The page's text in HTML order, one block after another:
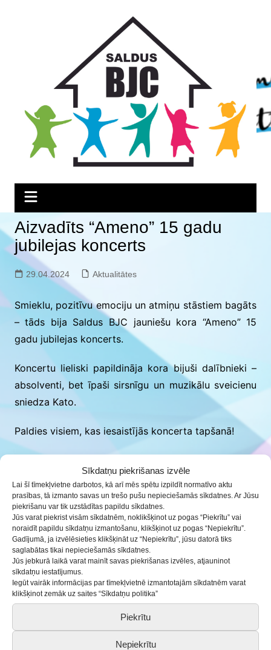
Sīkdatņu piekrišanas izvēle
Lai šī tīmekļvietne darbotos, kā arī mēs spētu izpildīt normatīvo aktu
prasības, tā izmanto savas un trešo pušu nepieciešamās sīkdatnes. Ar Jūsu
piekrišanu var tik uzstādītas papildu sīkdatnes.
Jūs varat piekrist visām sīkdatnēm, noklikšķinot uz pogas “Piekrītu” vai
noraidīt papildu sīkdatņu izmantošanu, klikšķinot uz pogas “Nepiekrītu”.
Gadījumā, ja izvēlēsieties klikšķināt uz “Nepiekrītu”, jūsu datorā tiks
saglabātas tikai nepieciešamās sīkdatnes.
Jūs jebkurā laikā varat mainīt savas piekrišanas izvēles, atjauninot
sīkdatņu iestatījumus.
Iegūt vairāk informācijas par tīmekļvietnē izmantotajām sīkdatnēm varat
klikšķinot zemāk uz saites “Sīkdatņu politika”
Piekrītu
Nepiekrītu
Aizvadīts “Ameno” 15 gadu
jubilejas koncerts
29.04.2024 Aktualitātes
Smieklu, pozitīvu emociju un atmiņu stāstiem bagāts
– tāds bija Saldus BJC jauniešu kora “Ameno” 15
gadu jubilejas koncerts.
Koncertu lieliski papildināja kora bijuši dalībnieki –
absolventi, bet īpaši sirsnīgu un muzikālu sveicienu
sniedza Kato.
Paldies visiem, kas iesaistījās koncerta tapšanā!
Tursam, koncerta vadītājiem un režisoriem Agnesei
Upītei un Didzim Jurovam, Saldus BJC un Druvas
vidusskolas Improvizācijas teātrim, fotogrāfei
Sintijai Mazdrevicai.
Vislielākais PALDIES Diānai Demiterei – kora
dibinātājai, vienīgajai vadītājai un kolektīva dvēselei.